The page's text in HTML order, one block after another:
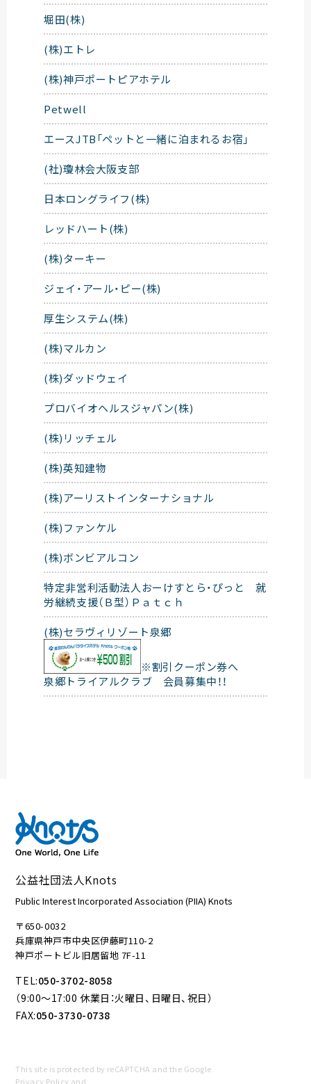
堀田(株)
(株)エトレ
(株)神戸ポートピアホテル
Petwell
エースJTB「ペットと一緒に泊まれるお宿」
(社)瓊林会大阪支部
日本ロングライフ(株)
レッドハート(株)
(株)ターキー
ジェイ・アール・ピー(株)
厚生システム(株)
(株)マルカン
(株)ダッドウェイ
プロバイオヘルスジャパン(株)
(株)リッチェル
(株)英知建物
(株)アーリストインターナショナル
(株)ファンケル
(株)ボンビアルコン
特定非営利活動法人おーけすとら・ぴっと 就
労継続支援（Ｂ型）Ｐａｔｃｈ
(株)セラヴィリゾート泉郷
※割引クーポン券へ
泉郷トライアルクラブ 会員募集中！！
公益社団法人Knots
Public Interest Incorporated Association (PIIA) Knots
〒650-0032
兵庫県神戸市中央区伊藤町110-2
神戸ポートビル旧居留地 7F-11
TEL:050-3702-8058
（9:00～17:00 休業日：火曜日、日曜日、祝日）
FAX:050-3730-0738
This site is protected by reCAPTCHA and the Google
Privacy Policy and